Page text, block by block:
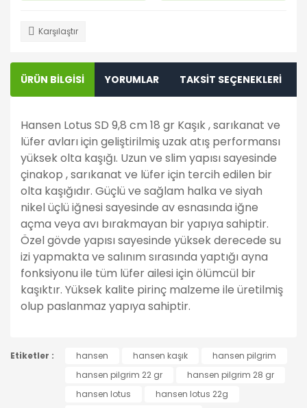
Karşılaştır
ÜRÜN BİLGİSİ YORUMLAR TAKSİT SEÇENEKLERİ
Hansen Lotus SD 9,8 cm 18 gr Kaşık , sarıkanat ve
lüfer avları için geliştirilmiş uzak atış performansı
yüksek olta kaşığı. Uzun ve slim yapısı sayesinde
çinakop , sarıkanat ve lüfer için tercih edilen bir
olta kaşığıdır. Güçlü ve sağlam halka ve siyah
nikel üçlü iğnesi sayesinde av esnasında iğne
açma veya avı bırakmayan bir yapıya sahiptir.
Özel gövde yapısı sayesinde yüksek derecede su
izi yapmakta ve salınım sırasında yaptığı ayna
fonksiyonu ile tüm lüfer ailesi için ölümcül bir
kaşıktır. Yüksek kalite pirinç malzeme ile üretilmiş
olup paslanmaz yapıya sahiptir.
Bu ürüne ilk yorumu siz yapın!
diğer konularda yetersiz gördüğünüz noktaları öneri
formunu kullanarak tarafımıza iletebilirsiniz.
Görüş ve önerileriniz için teşekkür ederiz.
Etiketler : hansen hansen kaşık
hansen pilgrim
hansen pilgrim 22 gr
hansen pilgrim 28 gr
hansen lotus
hansen lotus 22g